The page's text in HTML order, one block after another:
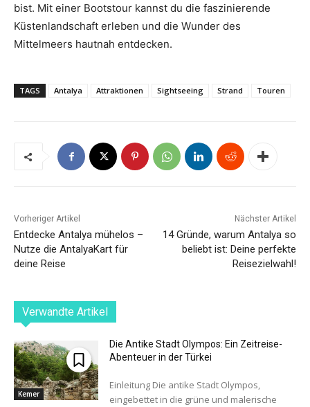
bist. Mit einer Bootstour kannst du die faszinierende
Küstenlandschaft erleben und die Wunder des
Mittelmeers hautnah entdecken.
TAGS Antalya Attraktionen Sightseeing Strand Touren
Vorheriger Artikel
Entdecke Antalya mühelos –
Nutze die AntalyaKart für
deine Reise
Nächster Artikel
14 Gründe, warum Antalya so
beliebt ist: Deine perfekte
Reisezielwahl!
Verwandte Artikel
Kemer
Die Antike Stadt Olympos: Ein Zeitreise-
Abenteuer in der Türkei
Einleitung Die antike Stadt Olympos,
eingebettet in die grüne und malerische